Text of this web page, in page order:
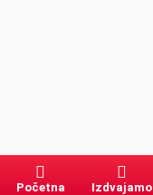
Početna Izdvajamo